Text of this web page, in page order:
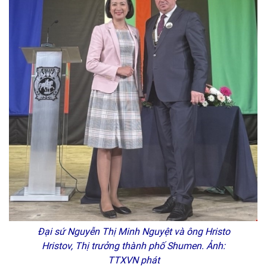
Đại sứ Nguyễn Thị Minh Nguyệt và ông Hristo
Hristov, Thị trưởng thành phố Shumen. Ảnh:
TTXVN phát